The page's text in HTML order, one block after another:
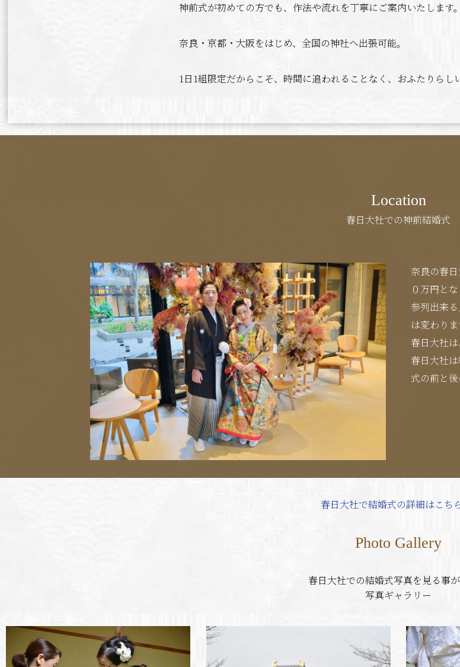
神前式が初めての方でも、作法や流れを丁寧にご案内いたします。
奈良・京都・大阪をはじめ、全国の神社へ出張可能。
1日1組限定だからこそ、時間に追われることなく、おふたりらし
Location
春日大社での神前結婚式
奈良の春
０万円とな
参列出来
は変わりま
春日大社
春日大社
式の前と
春日大社で結婚式の詳細はこち
Photo Gallery
春日大社での結婚式写真を見る事
写真ギャラリー